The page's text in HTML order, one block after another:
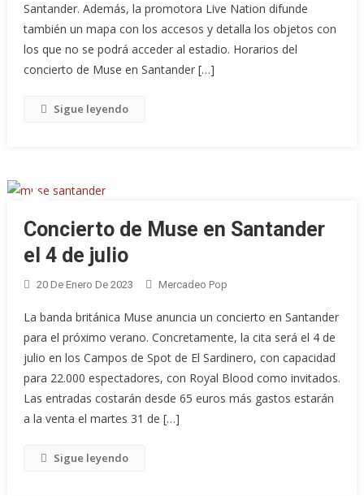
Santander. Además, la promotora Live Nation difunde
también un mapa con los accesos y detalla los objetos con
los que no se podrá acceder al estadio. Horarios del
concierto de Muse en Santander […]
Sigue leyendo
Concierto de Muse en Santander
el 4 de julio
20 De Enero De 2023 Mercadeo Pop
La banda británica Muse anuncia un concierto en Santander
para el próximo verano. Concretamente, la cita será el 4 de
julio en los Campos de Spot de El Sardinero, con capacidad
para 22.000 espectadores, con Royal Blood como invitados.
Las entradas costarán desde 65 euros más gastos estarán
a la venta el martes 31 de […]
Sigue leyendo